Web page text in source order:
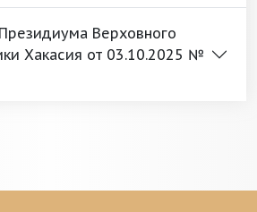
Верховного
Хакасия от 03.10.2025 №